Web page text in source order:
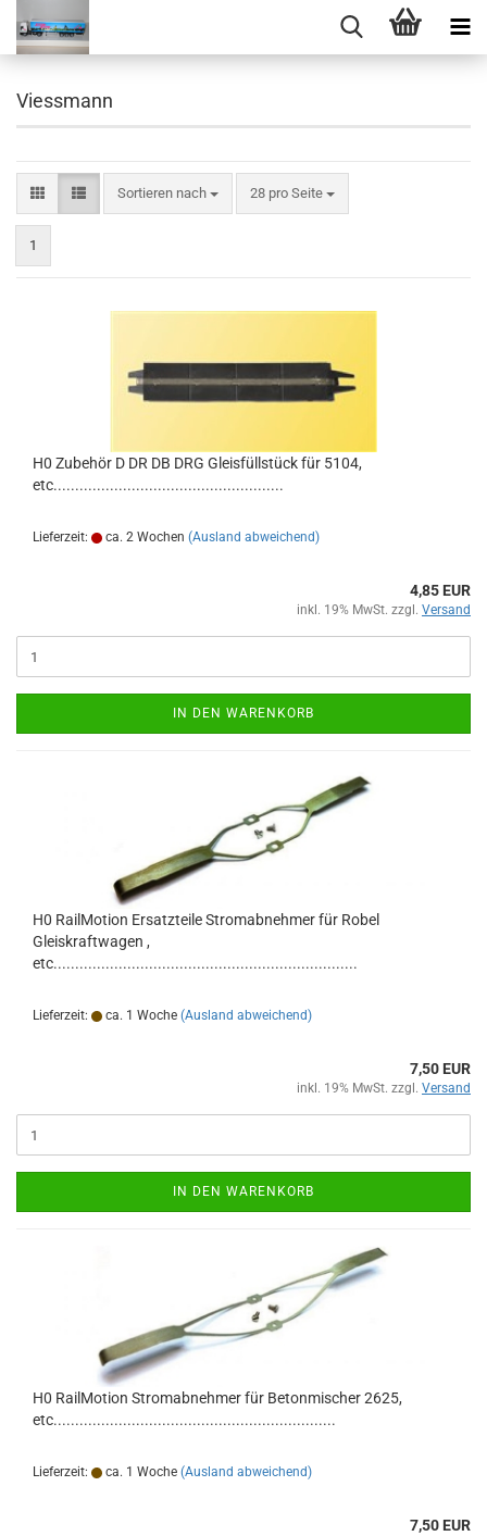
Viessmann
Sortieren nach
Sortieren nach 28 pro Seite
pro Seite
1
H0 Zubehör D DR DB DRG Gleisfüllstück für 5104,
etc.....................................................
Lieferzeit: ca. 2 Wochen (Ausland abweichend)
4,85 EUR
inkl. 19% MwSt. zzgl. Versand
IN DEN WARENKORB
H0 RailMotion Ersatzteile Stromabnehmer für Robel
Gleiskraftwagen ,
etc......................................................................
Lieferzeit: ca. 1 Woche (Ausland abweichend)
7,50 EUR
inkl. 19% MwSt. zzgl. Versand
IN DEN WARENKORB
H0 RailMotion Stromabnehmer für Betonmischer 2625,
etc.................................................................
Lieferzeit: ca. 1 Woche (Ausland abweichend)
7,50 EUR